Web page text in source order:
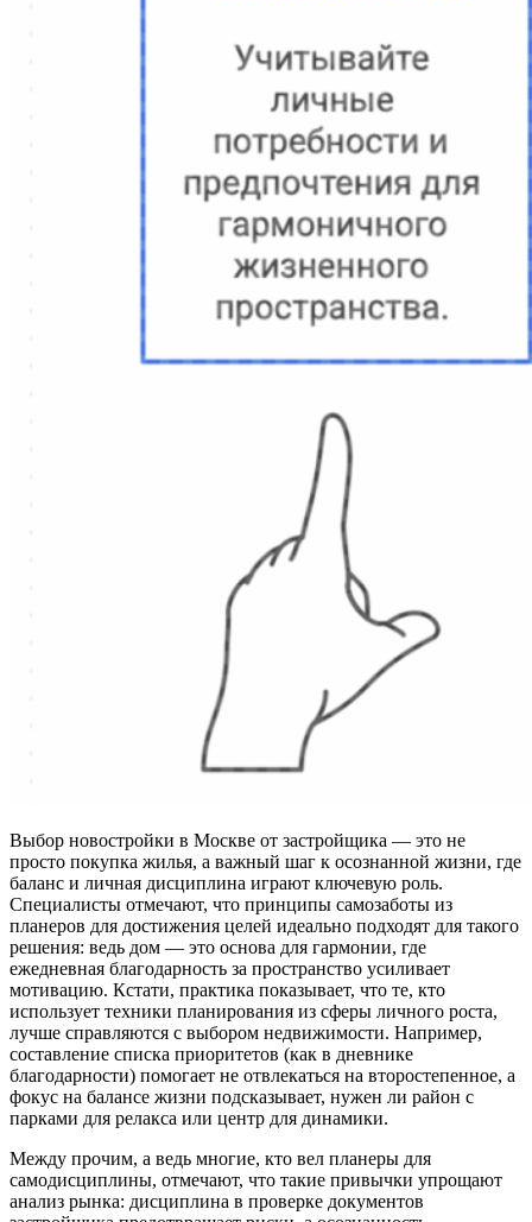
Выбор новостройки в Москве от застройщика — это не
просто покупка жилья, а важный шаг к осознанной жизни, где
баланс и личная дисциплина играют ключевую роль.
Специалисты отмечают, что принципы самозаботы из
планеров для достижения целей идеально подходят для такого
решения: ведь дом — это основа для гармонии, где
ежедневная благодарность за пространство усиливает
мотивацию. Кстати, практика показывает, что те, кто
использует техники планирования из сферы личного роста,
лучше справляются с выбором недвижимости. Например,
составление списка приоритетов (как в дневнике
благодарности) помогает не отвлекаться на второстепенное, а
фокус на балансе жизни подсказывает, нужен ли район с
парками для релакса или центр для динамики.
Между прочим, а ведь многие, кто вел планеры для
самодисциплины, отмечают, что такие привычки упрощают
анализ рынка: дисциплина в проверке документов